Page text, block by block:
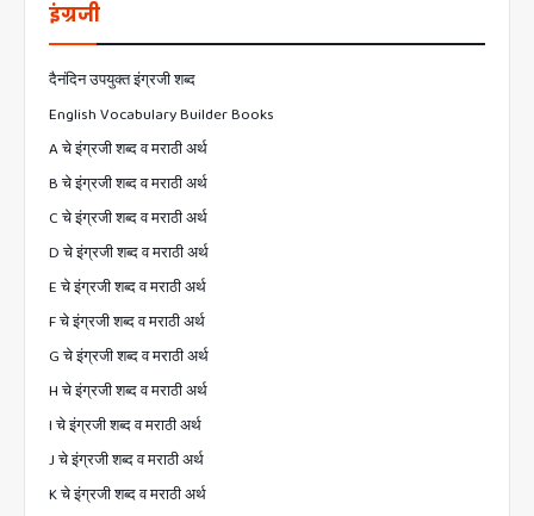
इंग्रजी
दैनंदिन उपयुक्त इंग्रजी शब्द
English Vocabulary Builder Books
A चे इंग्रजी शब्द व मराठी अर्थ
B चे इंग्रजी शब्द व मराठी अर्थ
C चे इंग्रजी शब्द व मराठी अर्थ
D चे इंग्रजी शब्द व मराठी अर्थ
E चे इंग्रजी शब्द व मराठी अर्थ
F चे इंग्रजी शब्द व मराठी अर्थ
G चे इंग्रजी शब्द व मराठी अर्थ
H चे इंग्रजी शब्द व मराठी अर्थ
I चे इंग्रजी शब्द व मराठी अर्थ
J चे इंग्रजी शब्द व मराठी अर्थ
K चे इंग्रजी शब्द व मराठी अर्थ